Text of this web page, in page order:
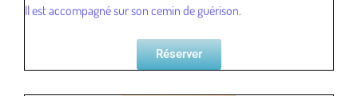
Il est accompagné sur son cemin de guérison.
Réserver